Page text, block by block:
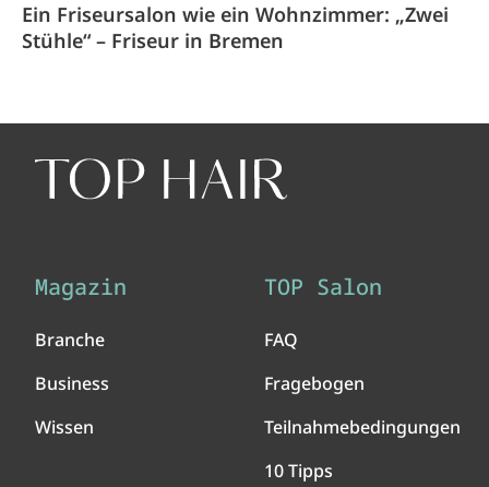
Ein Friseursalon wie ein Wohnzimmer: „Zwei
Stühle“ – Friseur in Bremen
Magazin
Branche
Business
Wissen
TOP Salon
FAQ
Fragebogen
Teilnahmebedingungen
10 Tipps